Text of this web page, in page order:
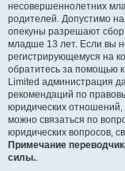
несовершеннолетних
родителей. Допустимо
опекуны разрешают
младше 13 лет. Если вы
регистрирующемуся на
обратитесь за помощью
Limited администрация
рекомендаций по
юридических отношений,
можно связаться по
юридических вопросов,
Примечание
силы..